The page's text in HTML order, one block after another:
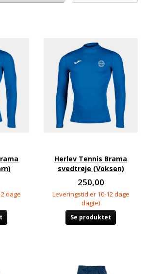
dage
Herlev Tennis Brama
svedtrøje (Voksen)
250,00
Leveringstid er 10-12 dage
dag(e)
Se produktet